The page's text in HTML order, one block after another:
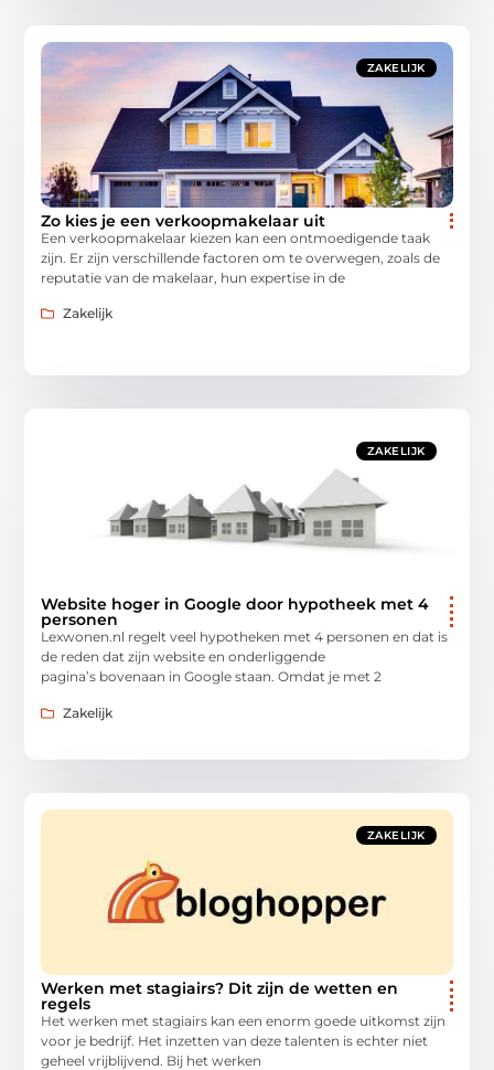
ZAKELIJK
Zo kies je een verkoopmakelaar uit
Een verkoopmakelaar kiezen kan een ontmoedigende taak
zijn. Er zijn verschillende factoren om te overwegen, zoals de
reputatie van de makelaar, hun expertise in de
Zakelijk
ZAKELIJK
Website hoger in Google door hypotheek met 4
personen
Lexwonen.nl regelt veel hypotheken met 4 personen en dat is
de reden dat zijn website en onderliggende
pagina’s bovenaan in Google staan. Omdat je met 2
Zakelijk
ZAKELIJK
Werken met stagiairs? Dit zijn de wetten en
regels
Het werken met stagiairs kan een enorm goede uitkomst zijn
voor je bedrijf. Het inzetten van deze talenten is echter niet
geheel vrijblijvend. Bij het werken